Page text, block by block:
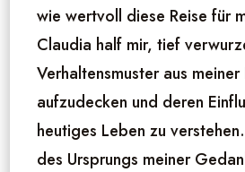
wie wertvoll diese Reise für
Claudia half mir, tief
Verhaltensmuster aus
aufzudecken und deren
heutiges Leben zu
des Ursprungs meiner